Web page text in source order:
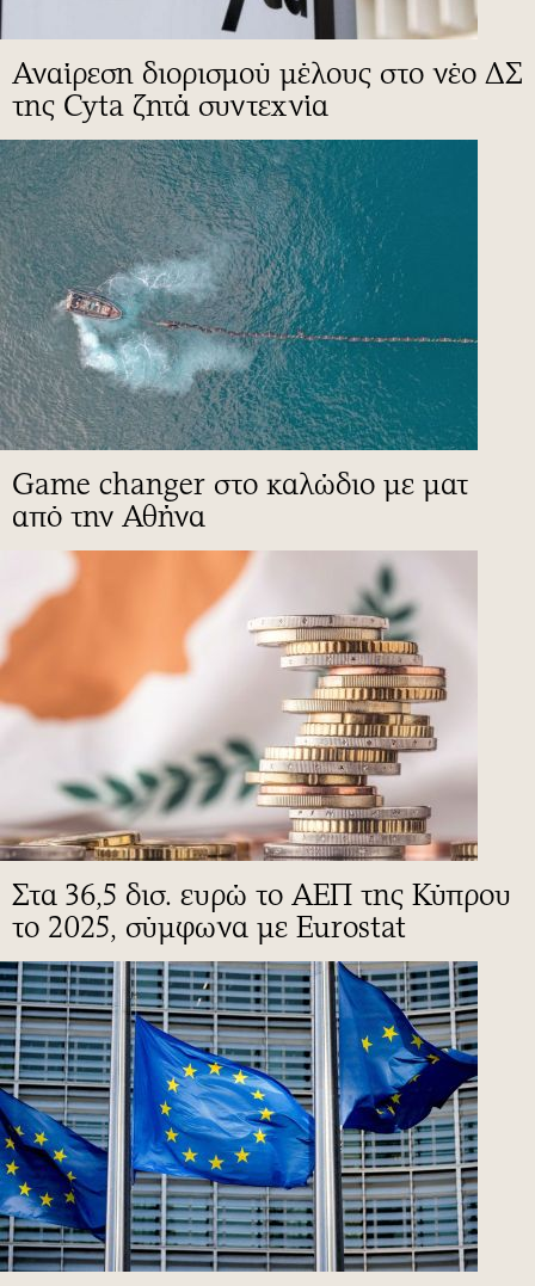
Αναίρεση διορισμού μέλους στο νέο ΔΣ
της Cyta ζητά συντεχνία
Game changer στο καλώδιο με ματ
από την Αθήνα
Στα 36,5 δισ. ευρώ το ΑΕΠ της Κύπρου
το 2025, σύμφωνα με Eurostat